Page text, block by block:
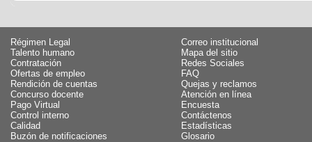
Régimen Legal
Talento humano
Contratación
Ofertas de empleo
Rendición de cuentas
Concurso docente
Pago Virtual
Control interno
Calidad
Buzón de notificaciones
Correo institucional
Mapa del sitio
Redes Sociales
FAQ
Quejas y reclamos
Atención en línea
Encuesta
Contáctenos
Estadísticas
Glosario